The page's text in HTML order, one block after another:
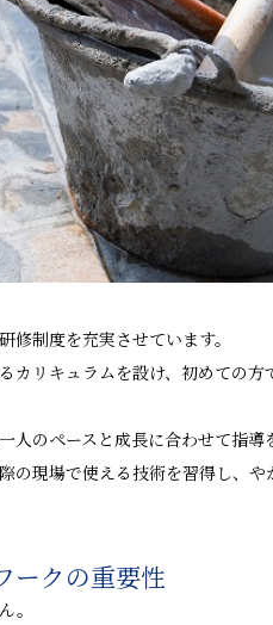
修制度を充実させています。
カリキュラムを設け、初めての方
のペースと成長に合わせて指導
の現場で使える技術を習得し、
ークの重要性
。